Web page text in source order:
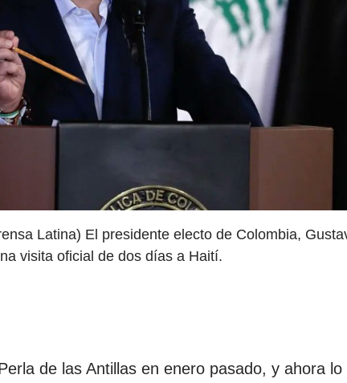
Latina) El presidente electo de Colombia,
visita oficial de dos días a Haití.
de las Antillas en enero pasado, y ahora lo